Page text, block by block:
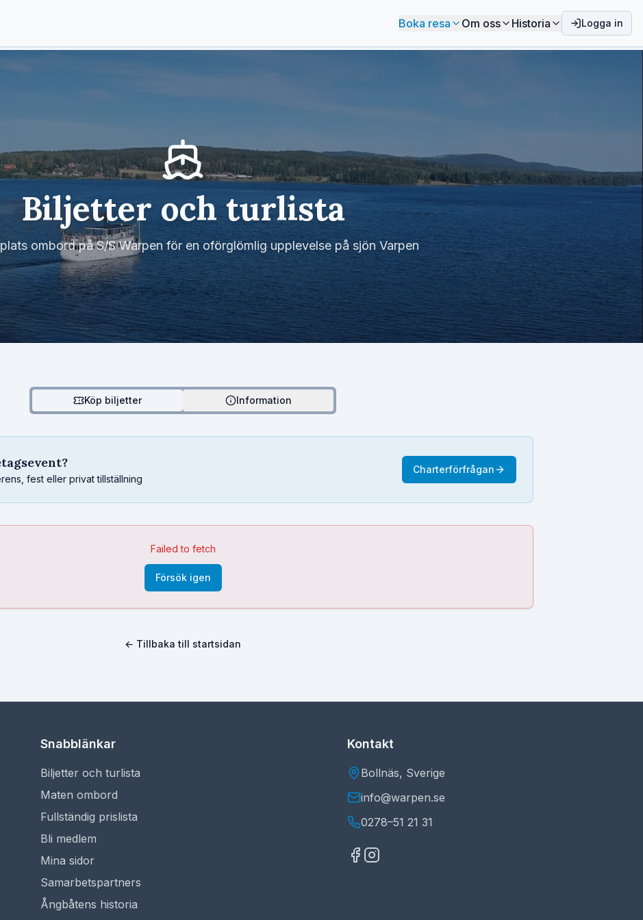
Boka resa Om oss Historia Logga in
Biljetter och turlista
ombord på S/S Warpen för en oförglömlig upplevelse på sjön Varpen
Köp biljetter Information
fest eller privat tillställning
Charterförfrågan
Failed to fetch
Försök igen
← Tillbaka till startsidan
Snabblänkar
Biljetter och turlista
Maten ombord
Fullständig prislista
Bli medlem
Mina sidor
Samarbetspartners
Ångbåtens historia
Kontakt
Bollnäs, Sverige
info@warpen.se
0278–51 21 31